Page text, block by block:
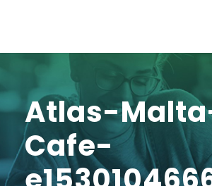
Atlas-
Cafe-